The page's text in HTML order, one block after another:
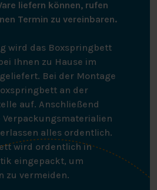
liefern können, rufen
Termin zu vereinbaren.
wird das Boxspringbett
Ihnen zu Hause im
Bei der Montage
an der
auf. Anschließend
Verpackungsmaterialien
alles ordentlich.
wird ordentlich in
eingepackt, um
zu vermeiden.